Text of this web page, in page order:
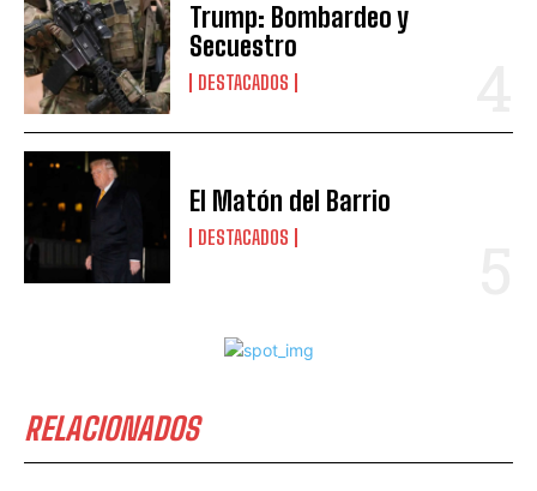
Trump: Bombardeo y
Secuestro
DESTACADOS
El Matón del Barrio
DESTACADOS
RELACIONADOS